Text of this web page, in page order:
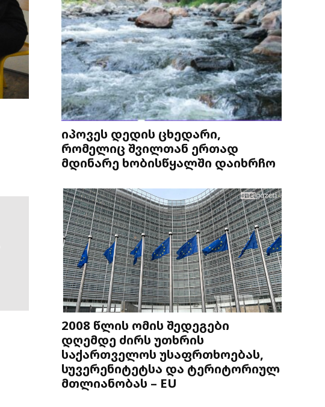
იპოვეს დედის ცხედარი,
რომელიც შვილთან ერთად
მდინარე ხობისწყალში დაიხრჩო
2008 წლის ომის შედეგები
დღემდე ძირს უთხრის
საქართველოს უსაფრთხოებას,
სუვერენიტეტსა და ტერიტორიულ
მთლიანობას – EU